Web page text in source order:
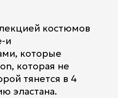
костюмов
и
которые
которая не
тянется в 4
эластана.